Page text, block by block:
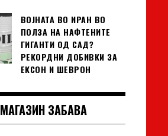
ВОЈНАТА ВО ИРАН ВО
ПОЛЗА НА НАФТЕНИТЕ
ГИГАНТИ ОД САД?
РЕКОРДНИ ДОБИВКИ ЗА
ЕКСОН И ШЕВРОН
МАГАЗИН ЗАБАВА